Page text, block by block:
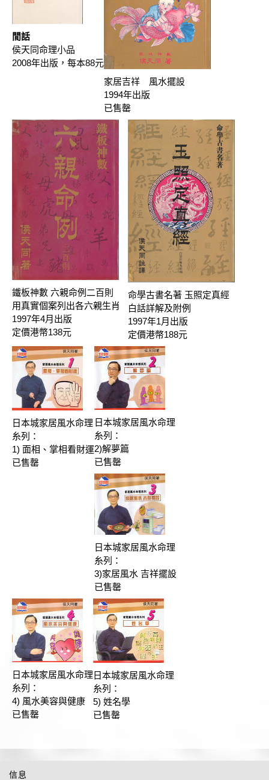
閒話
侯天同命理小品
2008年出版，每本88元
家居吉祥 風水擺設
1994年出版
已售罄
鐵板神數 六親命例二百則
用真實個案列出各六親生肖
1997年4月出版
定價港幣138元
命學古書名著 玉照定真經
白話詳解及附例
1997年1月出版
定價港幣188元
日本城家居風水命理
糸列：
1) 面相、掌相看財運
已售罄
日本城家居風水命理
糸列：
2)解夢篇
已售罄
日本城家居風水命理
糸列：
3)家居風水 吉祥擺設
已售罄
日本城家居風水命理
糸列：
4) 風水美容與健康
已售罄
日本城家居風水命理
糸列：
5) 姓名學
已售罄
信息